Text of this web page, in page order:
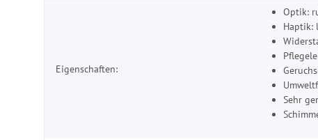
Eigenschaften:
Optik:
Haptik:
Sehr